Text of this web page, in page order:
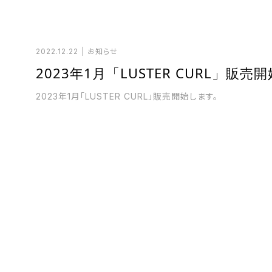
2022.12.22 お知らせ
2023年1月「LUSTER CURL」販売開
2023年1月「LUSTER CURL」販売開始します。